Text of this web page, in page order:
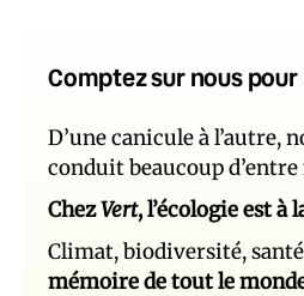
Comptez sur nous
D’une canicule à l’autre,
conduit beaucoup
ChezVert, l’écologie est
Climat, biodiversité,
mémoire de tout le